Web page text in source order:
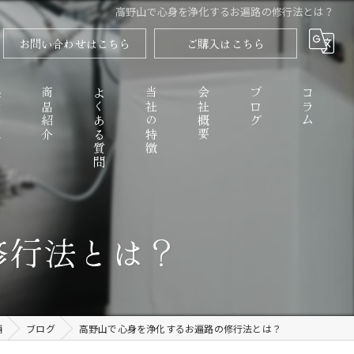
高野山で心身を浄化するお遍路の修行法とは？
お問い合わせはこちら ご購入はこちら
商品紹介 よくある質問 当社の特徴
精進料理
お取り寄せ
会社概要 ブログ コラム
法とは？
ブログ 高野山で心身を浄化するお遍路の修行法とは？